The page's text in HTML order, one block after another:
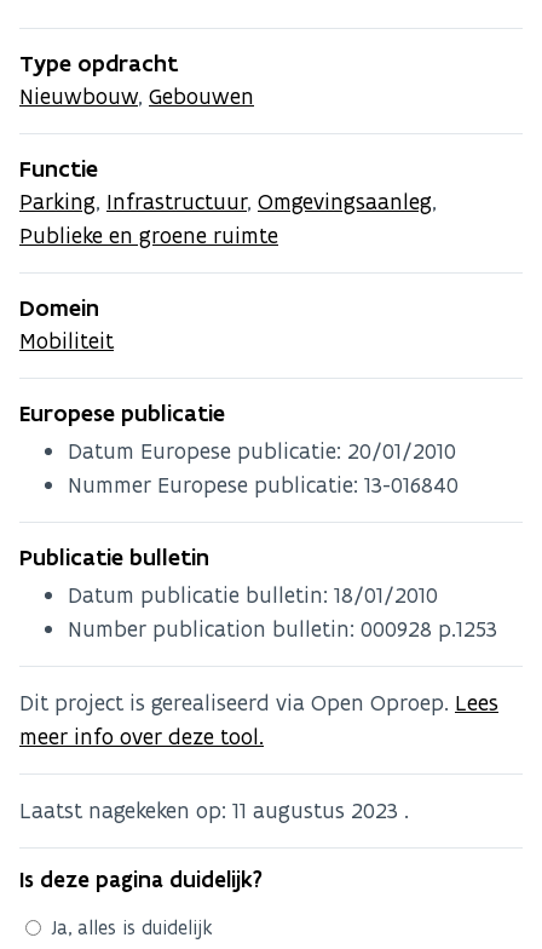
Type opdracht
Nieuwbouw, Gebouwen
Functie
Parking, Infrastructuur, Omgevingsaanleg,
Publieke en groene ruimte
Domein
Mobiliteit
Europese publicatie
Datum Europese publicatie: 20/01/2010
Nummer Europese publicatie: 13-016840
Publicatie bulletin
Datum publicatie bulletin: 18/01/2010
Number publication bulletin: 000928 p.1253
Dit project is gerealiseerd via Open Oproep. Lees
meer info over deze tool.
Laatst nagekeken op: 11 augustus 2023 .
Is deze pagina duidelijk?
Ja, alles is duidelijk